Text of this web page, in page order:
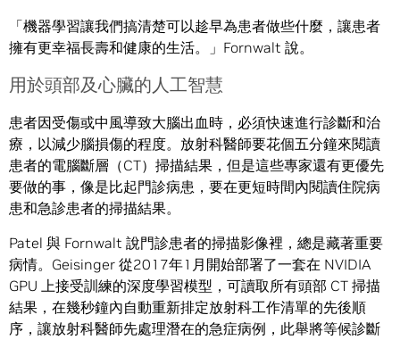
「機器學習讓我們搞清楚可以趁早為患者做些什麼，讓患者
擁有更幸福長壽和健康的生活。」Fornwalt 說。
用於頭部及心臟的人工智慧
患者因受傷或中風導致大腦出血時，必須快速進行診斷和治
療，以減少腦損傷的程度。放射科醫師要花個五分鐘來閱讀
患者的電腦斷層（CT）掃描結果，但是這些專家還有更優先
要做的事，像是比起門診病患，要在更短時間內閱讀住院病
患和急診患者的掃描結果。
Patel 與 Fornwalt 說門診患者的掃描影像裡，總是藏著重要
病情。Geisinger 從2017年1月開始部署了一套在 NVIDIA
GPU 上接受訓練的深度學習模型，可讀取所有頭部 CT 掃描
結果，在幾秒鐘內自動重新排定放射科工作清單的先後順
序，讓放射科醫師先處理潛在的急症病例，此舉將等候診斷